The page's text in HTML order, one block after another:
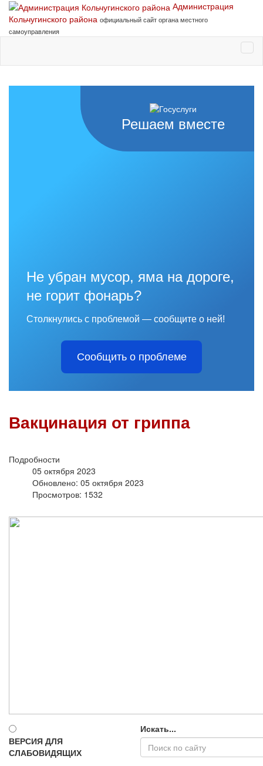
Администрация
Кольчугинского района официальный сайт органа местного
самоуправления
Решаем вместе
Не убран мусор, яма на дороге,
не горит фонарь?
Столкнулись с проблемой — сообщите о ней!
Сообщить о проблеме
Вакцинация от гриппа
Подробности
05 октября 2023
Обновлено: 05 октября 2023
Просмотров: 1532
ВЕРСИЯ ДЛЯ
СЛАБОВИДЯЩИХ
Искать...